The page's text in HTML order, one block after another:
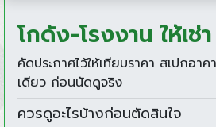
โกดัง-โรงงาน ให้เช่
คัดประกาศไว้ให้เทียบราคา สเปกอาค
เดียว ก่อนนัดดูจริง
ควรดูอะไรบ้างก่อนตัดสินใจ